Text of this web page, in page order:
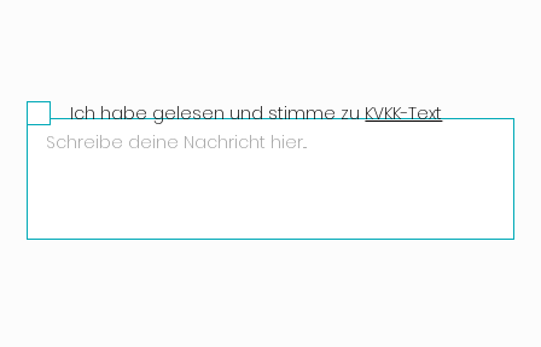
Ich habe gelesen und stimme zu KVKK-Text